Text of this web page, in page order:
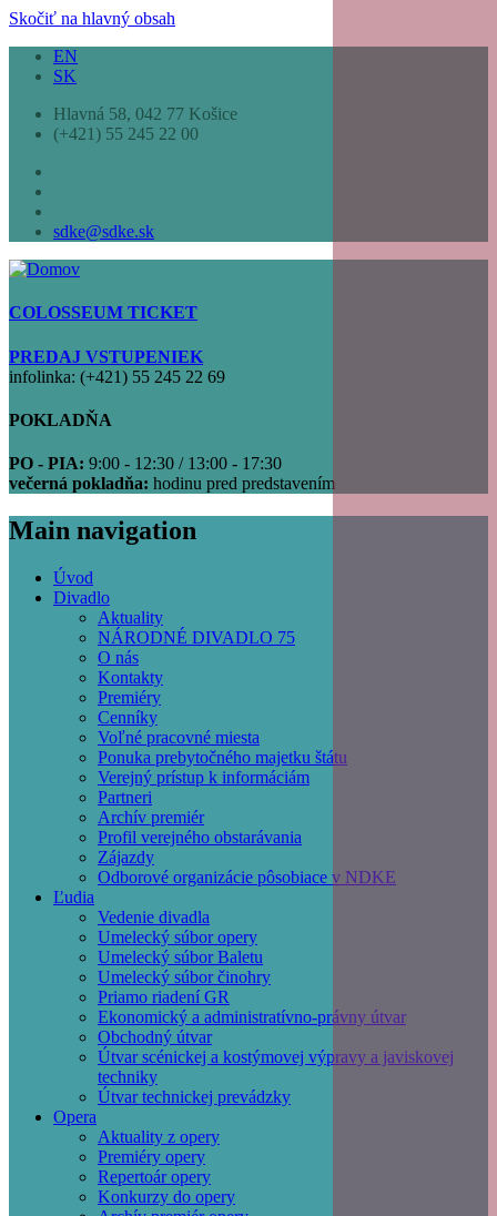
Skočiť na hlavný obsah
EN
SK
Hlavná 58, 042 77 Košice
(+421) 55 245 22 00
sdke@sdke.sk
COLOSSEUM TICKET
PREDAJ VSTUPENIEK
infolinka: (+421) 55 245 22 69
POKLADŇA
PO - PIA: 9:00 - 12:30 / 13:00 - 17:30
večerná pokladňa: hodinu pred predstavením
Main navigation
Úvod
Divadlo
Aktuality
NÁRODNÉ DIVADLO 75
O nás
Kontakty
Premiéry
Cenníky
Voľné pracovné miesta
Ponuka prebytočného majetku štátu
Verejný prístup k informáciám
Partneri
Archív premiér
Profil verejného obstarávania
Zájazdy
Odborové organizácie pôsobiace v NDKE
Ľudia
Vedenie divadla
Umelecký súbor opery
Umelecký súbor Baletu
Umelecký súbor činohry
Priamo riadení GR
Ekonomický a administratívno-právny útvar
Obchodný útvar
Útvar scénickej a kostýmovej výpravy a javiskovej
techniky
Útvar technickej prevádzky
Opera
Aktuality z opery
Premiéry opery
Repertoár opery
Konkurzy do opery